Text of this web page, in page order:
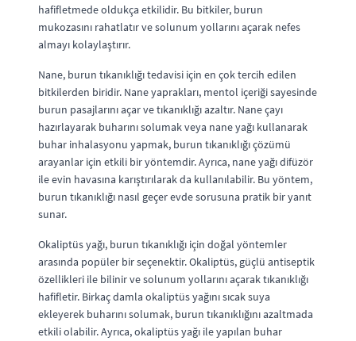
hafifletmede oldukça etkilidir. Bu bitkiler, burun
mukozasını rahatlatır ve solunum yollarını açarak nefes
almayı kolaylaştırır.
Nane, burun tıkanıklığı tedavisi için en çok tercih edilen
bitkilerden biridir. Nane yaprakları, mentol içeriği sayesinde
burun pasajlarını açar ve tıkanıklığı azaltır. Nane çayı
hazırlayarak buharını solumak veya nane yağı kullanarak
buhar inhalasyonu yapmak, burun tıkanıklığı çözümü
arayanlar için etkili bir yöntemdir. Ayrıca, nane yağı difüzör
ile evin havasına karıştırılarak da kullanılabilir. Bu yöntem,
burun tıkanıklığı nasıl geçer evde sorusuna pratik bir yanıt
sunar.
Okaliptüs yağı, burun tıkanıklığı için doğal yöntemler
arasında popüler bir seçenektir. Okaliptüs, güçlü antiseptik
özellikleri ile bilinir ve solunum yollarını açarak tıkanıklığı
hafifletir. Birkaç damla okaliptüs yağını sıcak suya
ekleyerek buharını solumak, burun tıkanıklığını azaltmada
etkili olabilir. Ayrıca, okaliptüs yağı ile yapılan buhar